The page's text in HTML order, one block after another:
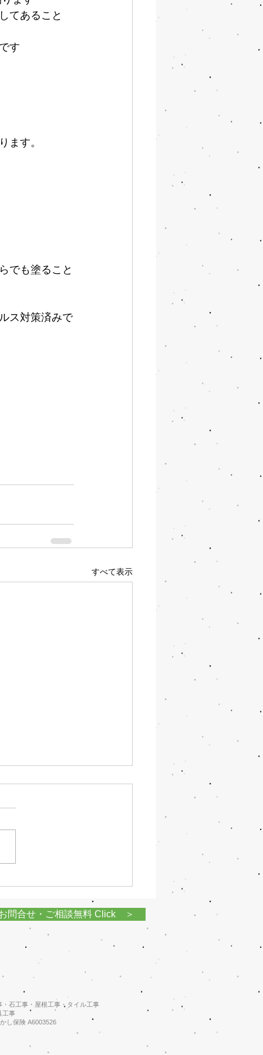
てあること
す
す。
でも塗ること
ス対策済みで
すべて表示
水廻りキャンペーンの
の中の目玉として ①塗装
介させていただきます。
ャンペーン 限定５件とな
りますので...
問合せ・ご相談無料 Click ＞
石工事・屋根工事・タイル工事
工事
し保険 A6003526